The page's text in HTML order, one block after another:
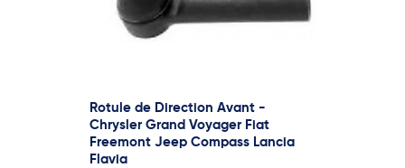
Rotule de Direction Avant -
Chrysler Grand Voyager Fiat
Freemont Jeep Compass Lancia
Flavia